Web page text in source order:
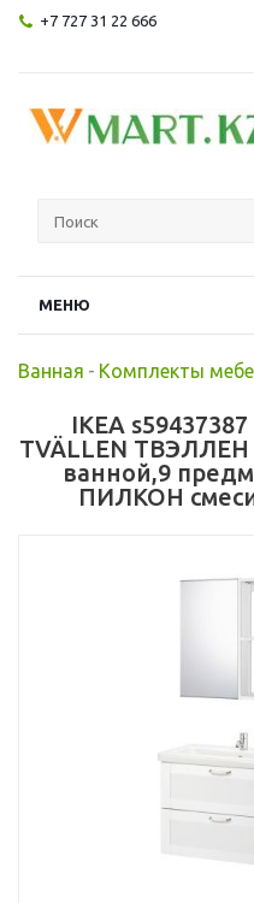
+7 727 31 22 666
МЕНЮ
Ванная - Комплекты
IKEA
TVÄLLEN
ванной,9
ПИЛКОН